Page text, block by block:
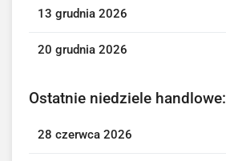
13 grudnia 2026
20 grudnia 2026
Ostatnie niedziele handlowe:
28 czerwca 2026